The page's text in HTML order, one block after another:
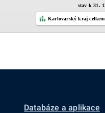
stav k 31.
Karlovarský kraj celkem
Databáze a aplikace